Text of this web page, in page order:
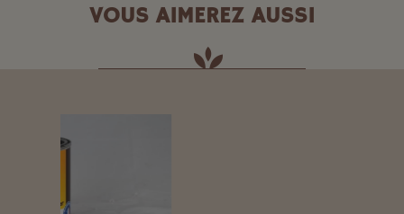
VOUS AIMEREZ AUSSI